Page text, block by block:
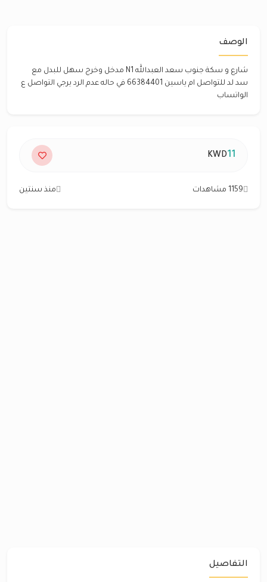
الوصف
شارع و سكة جنوب سعد العبدالله N1 مدخل وخرج سهل للبدل مع
سد لد للتواصل ام ياسين 66384401 في حاله عدم الرد يرجي التواصل ع
الواتساب
11
KWD
1159 مشاهدات منذ سنتين
التفاصيل